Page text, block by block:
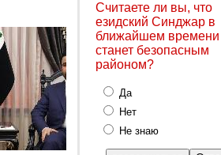
Считаете ли вы, что
езидский Синджар в
ближайшем времени
станет безопасным
районом?
Да
Нет
Не знаю